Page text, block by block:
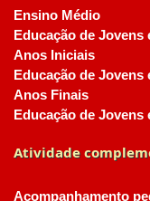
Ensino Médio
Educação de
Anos Iniciais
Educação de
Anos Finais
Educação de
Atividade
Acompanhamento